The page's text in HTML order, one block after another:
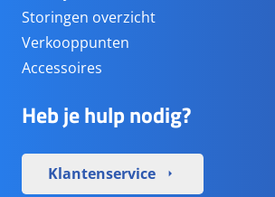
Storingen overzicht
Verkooppunten
Accessoires
Heb je hulp nodig?
Klantenservice arrow_right